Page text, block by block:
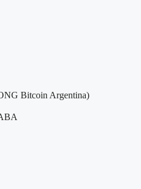
Bitcoin Argentina)